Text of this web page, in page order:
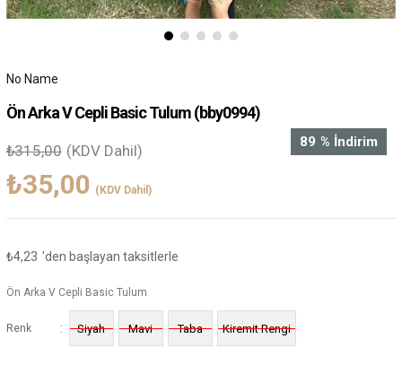
No Name
Ön Arka V Cepli Basic Tulum(bby0994)
%
89 İndirim
₺315,00 (KDV Dahil)
₺35,00 (KDV Dahil)
₺4,23 'den başlayan taksitlerle
Ön Arka V Cepli Basic Tulum
Renk : Siyah Mavi Taba Kiremit Rengi